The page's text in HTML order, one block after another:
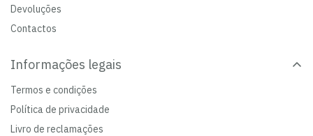
Devoluções
Contactos
Informações legais
Termos e condições
Política de privacidade
Livro de reclamações